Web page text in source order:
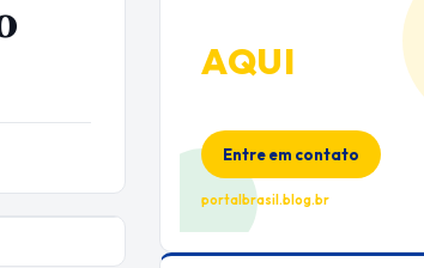
AQUI
Espaço premium para sua marca
Entre em contato
portalbrasil.blog.br